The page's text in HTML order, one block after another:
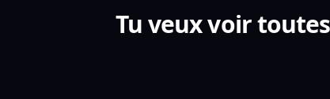
Tu veux voir